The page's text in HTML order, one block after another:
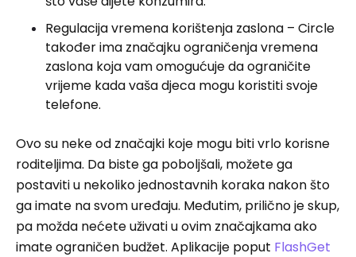
Regulacija vremena korištenja zaslona – Circle
također ima značajku ograničenja vremena
zaslona koja vam omogućuje da ograničite
vrijeme kada vaša djeca mogu koristiti svoje
telefone.
Ovo su neke od značajki koje mogu biti vrlo korisne
roditeljima. Da biste ga poboljšali, možete ga
postaviti u nekoliko jednostavnih koraka nakon što
ga imate na svom uređaju. Međutim, prilično je skup,
pa možda nećete uživati ​​u ovim značajkama ako
imate ograničen budžet. Aplikacije poput FlashGet